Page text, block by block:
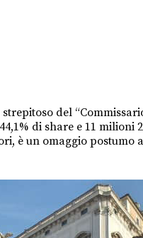
strepitoso del
di share e 11 milioni
è un omaggio postumo